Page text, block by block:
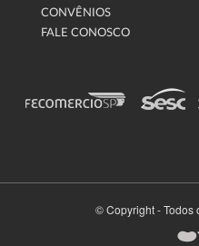
CONVÊNIOS
FALE CONOSCO
© Copyright - Todos